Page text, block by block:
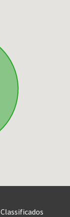
Classificados